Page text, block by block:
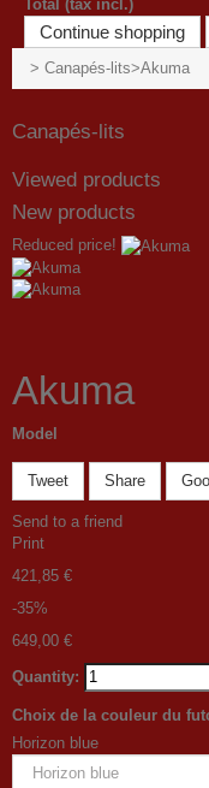
Total (tax incl.)
Continue shopping
> Canapés-lits>Akuma
Canapés-lits
Viewed products
New products
Reduced price!
Akuma
Model
Tweet Share
Send to a friend
Print
421,85 €
-35%
649,00 €
Quantity:
Choix de la couleur du
Horizon blue